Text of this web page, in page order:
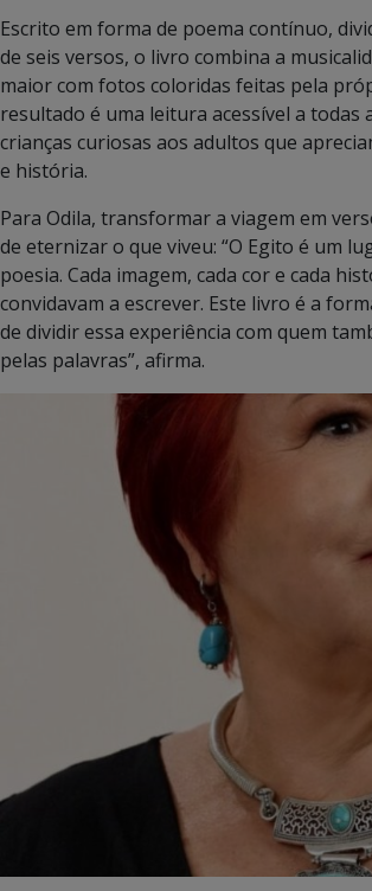
Escrito em forma de poema contínuo,
de seis versos, o livro combina a
maior com fotos coloridas feitas pela
resultado é uma leitura acessível a todas
crianças curiosas aos adultos que
e história.
Para Odila, transformar a viagem em
de eternizar o que viveu: “O Egito é um
poesia. Cada imagem, cada cor e cada
convidavam a escrever. Este livro é a
de dividir essa experiência com quem
pelas palavras”, afirma.